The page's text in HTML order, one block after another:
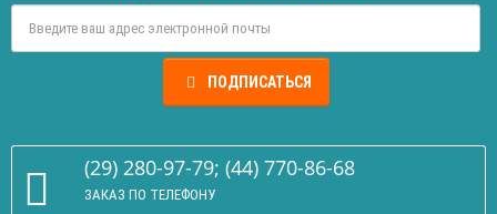
ПОДПИСАТЬСЯ
(29) 280-97-79; (44) 770-86-68
ЗАКАЗ ПО ТЕЛЕФОНУ